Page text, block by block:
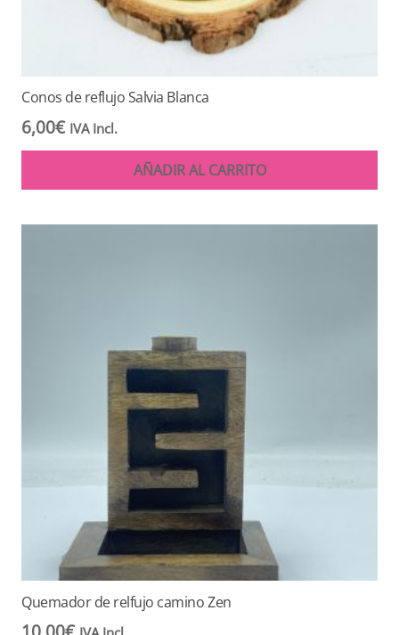
Conos de reflujo Salvia Blanca
6,00€ IVA Incl.
AÑADIR AL CARRITO
Quemador de relfujo camino Zen